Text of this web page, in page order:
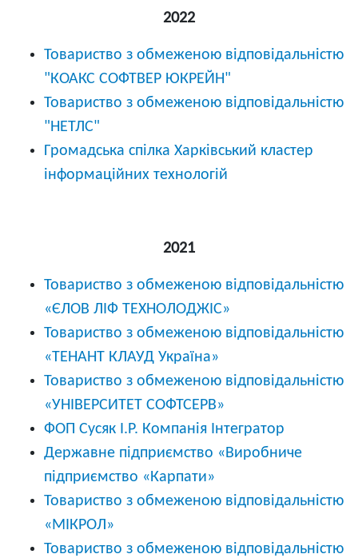
2022
Товариство з обмеженою відповідальністю
"КОАКС СОФТВЕР ЮКРЕЙН"
Товариство з обмеженою відповідальністю
"НЕТЛС"
Громадська спілка Харківський кластер
інформаційних технологій
2021
Товариство з обмеженою відповідальністю
«ЄЛОВ ЛІФ ТЕХНОЛОДЖІС»
Товариство з обмеженою відповідальністю
«ТЕНАНТ КЛАУД Україна»
Товариство з обмеженою відповідальністю
«УНІВЕРСИТЕТ СОФТСЕРВ»
ФОП Сусяк І.Р. Компанія Інтегратор
Державне підприємство «Виробниче
підприємство «Карпати»
Товариство з обмеженою відповідальністю
«МІКРОЛ»
Товариство з обмеженою відповідальністю